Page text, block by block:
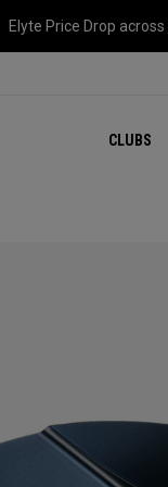
Elyte Price Drop across
CLUBS